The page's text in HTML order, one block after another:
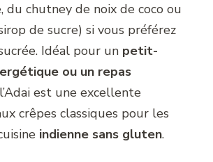
du chutney de noix de coco ou
de sucre) si vous préférez
Idéal pour un petit-
ou un repas
est une excellente
crêpes classiques pour les
indienne sans gluten.